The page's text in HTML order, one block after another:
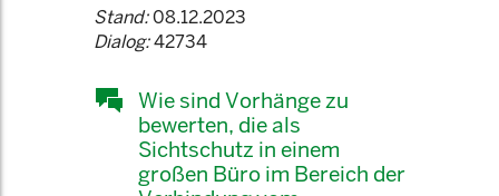
Stand:08.12.2023
Dialog:42734
Wie sind Vorhänge zu
bewerten, die als
Sichtschutz in einem
großen Büro im Bereich der